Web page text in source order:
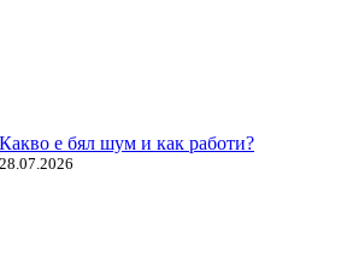
Какво е бял шум и как работи?
28.07.2026